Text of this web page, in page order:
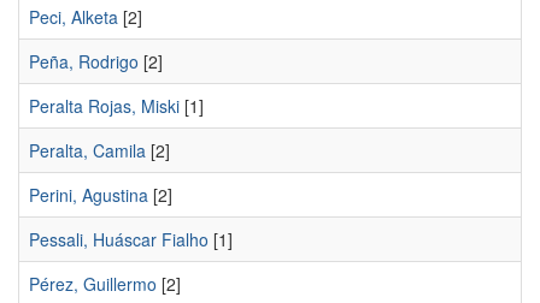
Peci, Alketa [2]
Peña, Rodrigo [2]
Peralta Rojas, Miski [1]
Peralta, Camila [2]
Perini, Agustina [2]
Pessali, Huáscar Fialho [1]
Pérez, Guillermo [2]